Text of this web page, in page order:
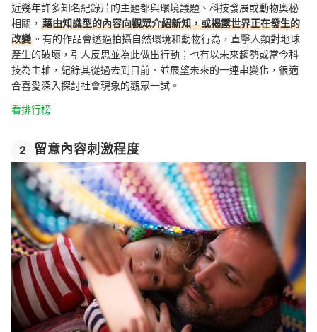
近幾年許多知名紀錄片的主題都與環境議題、科技發展或動物奧秘
相關， 藉由知識型的內容向觀眾介紹新知，或揭露世界正在發生的
改變 。有的作品會透過拍攝自然環境和動物行為，直擊人類對地球
產生的破壞，引人反思並為此做出行動；也有以未來趨勢或當今科
技為主軸，紀錄其從過去到目前、並展望未來的一連串變化，很適
合喜愛深入探討社會現象的觀眾一試。
看排行榜
2 留意內容刺激程度